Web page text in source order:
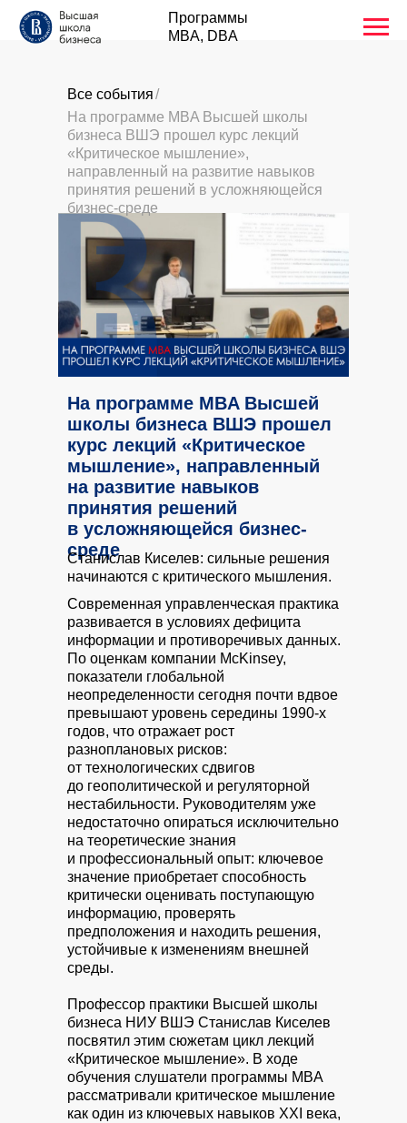
Программы
MBA, DBA
На программе MBA Высшей
школы бизнеса ВШЭ прошел
курс лекций «Критическое
мышление», направленный
на развитие навыков
принятия решений
в усложняющейся бизнес-
среде
Станислав Киселев: сильные решения
начинаются с критического мышления.
Все события
На программе MBA Высшей школы
бизнеса ВШЭ прошел курс лекций
«Критическое мышление»,
направленный на развитие навыков
принятия решений в усложняющейся
бизнес-среде
/
Современная управленческая практика
развивается в условиях дефицита
информации и противоречивых данных.
По оценкам компании McKinsey,
показатели глобальной
неопределенности сегодня почти вдвое
превышают уровень середины 1990-х
годов, что отражает рост
разноплановых рисков:
от технологических сдвигов
до геополитической и регуляторной
нестабильности. Руководителям уже
недостаточно опираться исключительно
на теоретические знания
и профессиональный опыт: ключевое
значение приобретает способность
критически оценивать поступающую
информацию, проверять
предположения и находить решения,
устойчивые к изменениям внешней
среды.
Профессор практики Высшей школы
бизнеса НИУ ВШЭ Станислав Киселев
посвятил этим сюжетам цикл лекций
«Критическое мышление». В ходе
обучения слушатели программы MBA
рассматривали критическое мышление
как один из ключевых навыков XXI века,